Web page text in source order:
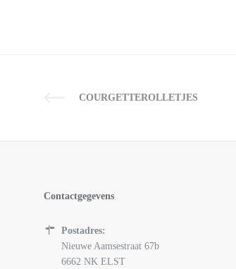
COURGETTEROLLETJES
Contactgegevens
Postadres:
Nieuwe Aamsestraat 67b
6662 NK ELST